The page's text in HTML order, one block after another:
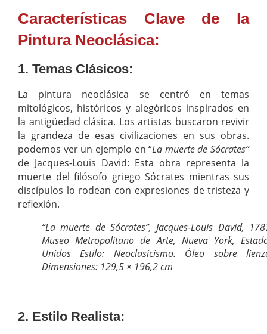
Características Clave de la
Pintura Neoclásica:
1. Temas Clásicos:
La pintura neoclásica se centró en temas
mitológicos, históricos y alegóricos inspirados en
la antigüedad clásica. Los artistas buscaron revivir
la grandeza de esas civilizaciones en sus obras.
podemos ver un ejemplo en “La muerte de Sócrates”
de Jacques-Louis David: Esta obra representa la
muerte del filósofo griego Sócrates mientras sus
discípulos lo rodean con expresiones de tristeza y
reflexión.
“La muerte de Sócrates”, Jacques-Louis David,
Museo Metropolitano de Arte, Nueva York,
Unidos Estilo: Neoclasicismo. Óleo sobre
Dimensiones: 129,5 × 196,2 cm
2. Estilo Realista: